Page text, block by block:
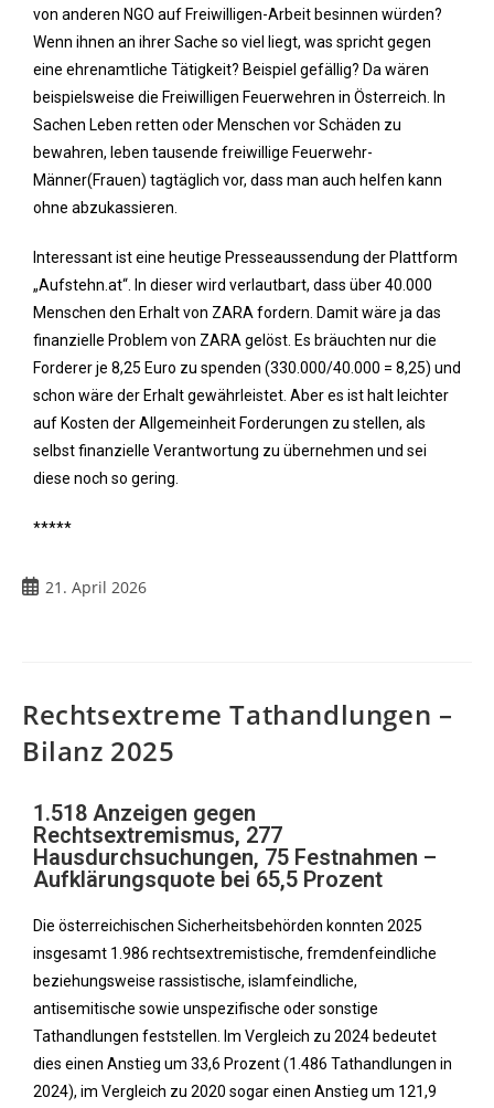
von anderen NGO auf Freiwilligen-Arbeit besinnen würden?
Wenn ihnen an ihrer Sache so viel liegt, was spricht gegen
eine ehrenamtliche Tätigkeit? Beispiel gefällig? Da wären
beispielsweise die Freiwilligen Feuerwehren in Österreich. In
Sachen Leben retten oder Menschen vor Schäden zu
bewahren, leben tausende freiwillige Feuerwehr-
Männer(Frauen) tagtäglich vor, dass man auch helfen kann
ohne abzukassieren.
Interessant ist eine heutige Presseaussendung der Plattform
„Aufstehn.at“. In dieser wird verlautbart, dass über 40.000
Menschen den Erhalt von ZARA fordern. Damit wäre ja das
finanzielle Problem von ZARA gelöst. Es bräuchten nur die
Forderer je 8,25 Euro zu spenden (330.000/40.000 = 8,25) und
schon wäre der Erhalt gewährleistet. Aber es ist halt leichter
auf Kosten der Allgemeinheit Forderungen zu stellen, als
selbst finanzielle Verantwortung zu übernehmen und sei
diese noch so gering.
*****
21. April 2026
Rechtsextreme Tathandlungen –
Bilanz 2025
1.518 Anzeigen gegen
Rechtsextremismus, 277
Hausdurchsuchungen, 75 Festnahmen –
Aufklärungsquote bei 65,5 Prozent
Die österreichischen Sicherheitsbehörden konnten 2025
insgesamt 1.986 rechtsextremistische, fremdenfeindliche
beziehungsweise rassistische, islamfeindliche,
antisemitische sowie unspezifische oder sonstige
Tathandlungen feststellen. Im Vergleich zu 2024 bedeutet
dies einen Anstieg um 33,6 Prozent (1.486 Tathandlungen in
2024), im Vergleich zu 2020 sogar einen Anstieg um 121,9